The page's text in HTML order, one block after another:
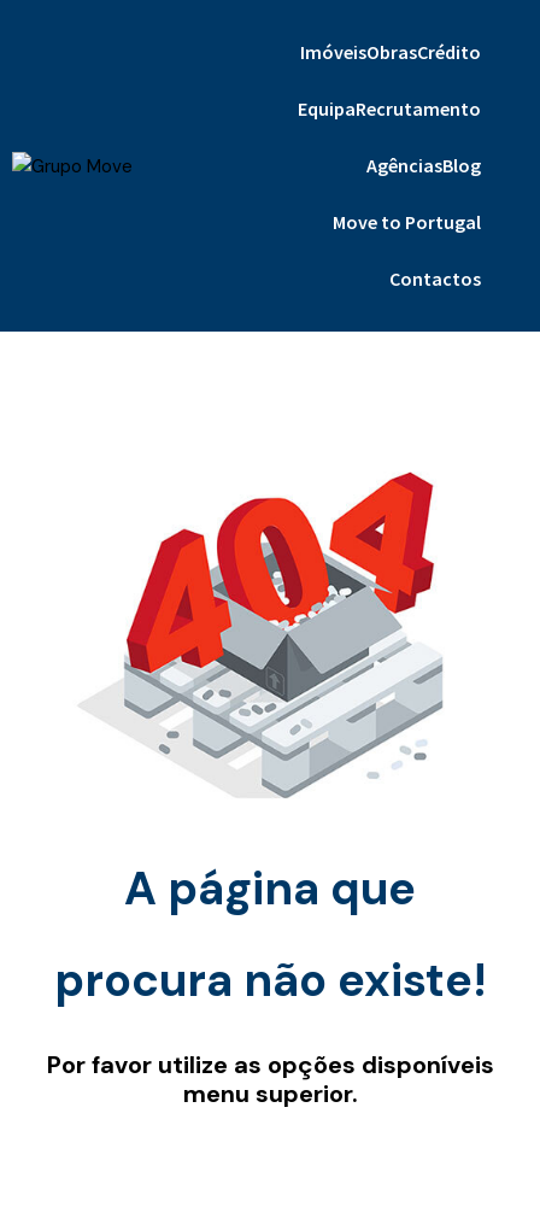
ImóveisObrasCrédito
EquipaRecrutamento
AgênciasBlog
Move to Portugal
Contactos
A página que
procura não existe!
Por favor utilize as opções disponíveis
menu superior.